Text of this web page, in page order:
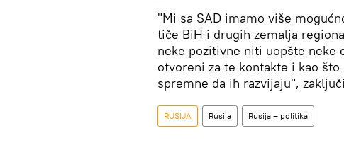
"Mi sa SAD imamo više
tiče BiH i drugih zemalja
neke pozitivne niti uopšte neke
otvoreni za te kontakte i kao
spremne da ih razvijaju",
RUSIJA Rusija Rusija – politika